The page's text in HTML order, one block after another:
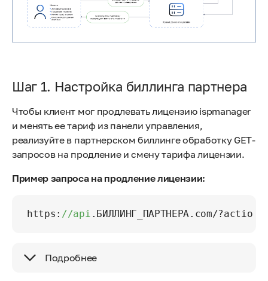
Шаг 1. Настройка биллинга партнера
Чтобы клиент мог продлевать лицензию ispmanager
и менять ее тариф из панели управления,
реализуйте в партнерском биллинге обработку GET-
запросов на продление и смену тарифа лицензии.
Пример запроса на продление лицензии:
https: //api .БИЛЛИНГ_ПАРТНЕРА.com/
Подробнее